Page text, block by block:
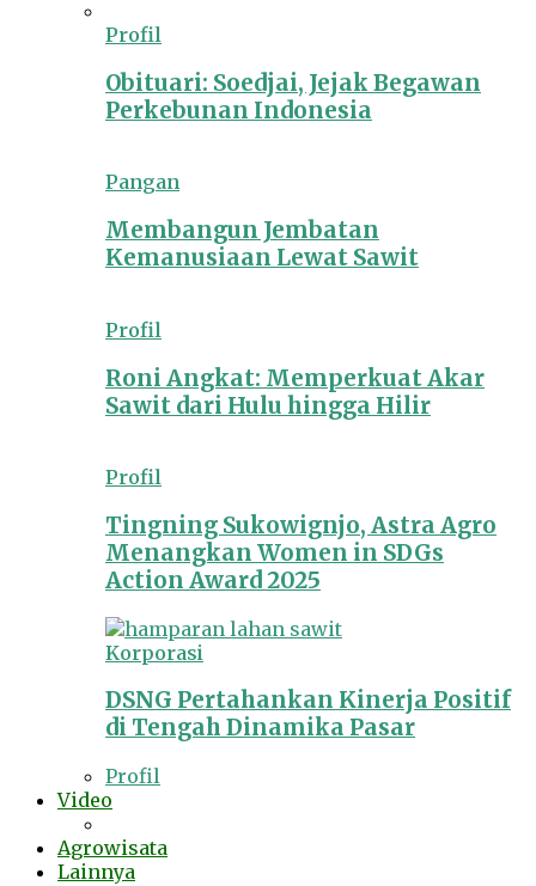
Profil
Obituari: Soedjai, Jejak Begawan
Perkebunan Indonesia
Pangan
Membangun Jembatan
Kemanusiaan Lewat Sawit
Profil
Roni Angkat: Memperkuat Akar
Sawit dari Hulu hingga Hilir
Profil
Tingning Sukowignjo, Astra Agro
Menangkan Women in SDGs
Action Award 2025
Korporasi
DSNG Pertahankan Kinerja Positif
di Tengah Dinamika Pasar
Profil
Video
Agrowisata
Lainnya